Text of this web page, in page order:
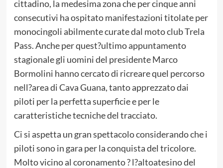
cittadino, la medesima zona che per cinque anni
consecutivi ha ospitato manifestazioni titolate per
monocingoli abilmente curate dal moto club Trela
Pass. Anche per quest?ultimo appuntamento
stagionale gli uomini del presidente Marco
Bormolini hanno cercato di ricreare quel percorso
nell?area di Cava Guana, tanto apprezzato dai
piloti per la perfetta superficie e per le
caratteristiche tecniche del tracciato.
Ci si aspetta un gran spettacolo considerando che i
piloti sono in gara per la conquista del tricolore.
Molto vicino al coronamento ? l?altoatesino del